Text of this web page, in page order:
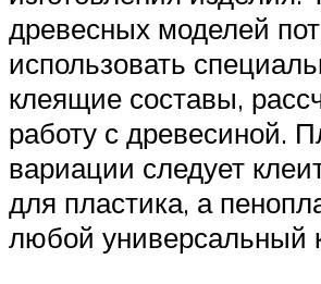
древесных моделей
использовать
клеящие составы,
работу с древесиной.
вариации следует
для пластика, а
любой универсальный